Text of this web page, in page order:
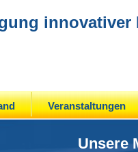
Veranstaltungen
Unsere